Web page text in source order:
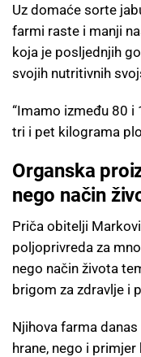
Uz domaće sorte
farmi raste i manji
koja je posljednjih
svojih nutritivnih
“Imamo između 80 i
tri i pet kilograma
Organska
nego način
Priča obitelji
poljoprivreda za
nego način života
brigom za zdravlje i
Njihova farma
hrane, nego i